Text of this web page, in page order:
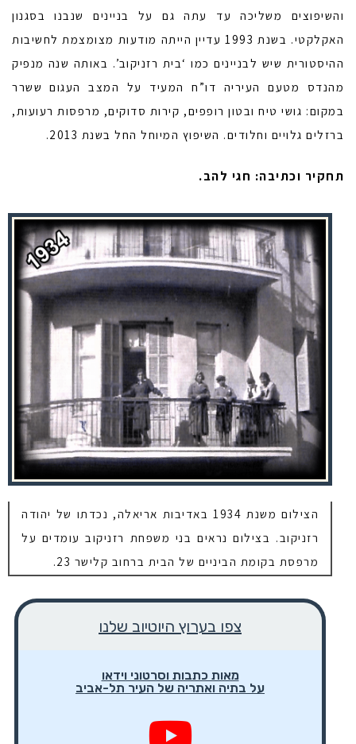
והשיפוצים משליכה עד עתה גם על בניינים שנבנו בסגנון
האקלקטי. בשנת 1993 עדיין הייתה מודעות מצומצמת לחשיבות
ההיסטורית שיש לבניינים כמו ‘בית רזניקוב’. באותה שנה מנפיק
מהנדס מטעם העיריה דו”ח המעיד על המצב העגום ששרר
במקום: גושי טיח ובטון רופפים, קירות סדוקים, מרפסות רעועות,
ברזלים גלויים וחלודים. השיפוץ המיוחל החל בשנת 2013.
תחקיר וכתיבה: חגי להב.
הצילום משנת 1934 באדיבות אריאלה, נכדתו של יהודה
רזניקוב. בצילום נראים בני משפחת רזניקוב עומדים על
מרפסת בקומת הביניים של הבית ברחוב קלישר 23.
צפו בערוץ היוטיוב שלנו
מאות כתבות וסרטוני וידאו
על בתיה ואתריה של העיר תל-אביב